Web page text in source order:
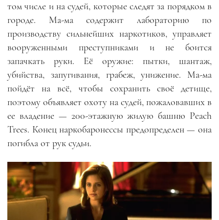
том числе и на судей, которые следят за порядком в
городе. Ма-ма содержит лабораторию по
производству сильнейших наркотиков, управляет
вооруженными преступниками и не боится
запачкать руки. Её оружие: пытки, шантаж,
убийства, запугивания, грабеж, унижение. Ма-ма
пойдёт на всё, чтобы сохранить своё детище,
поэтому объявляет охоту на судей, пожаловавших в
ее владение — 200-этажную жилую башню Peach
Trees. Конец наркобаронессы предопределен— она
погибла от рук судьи.